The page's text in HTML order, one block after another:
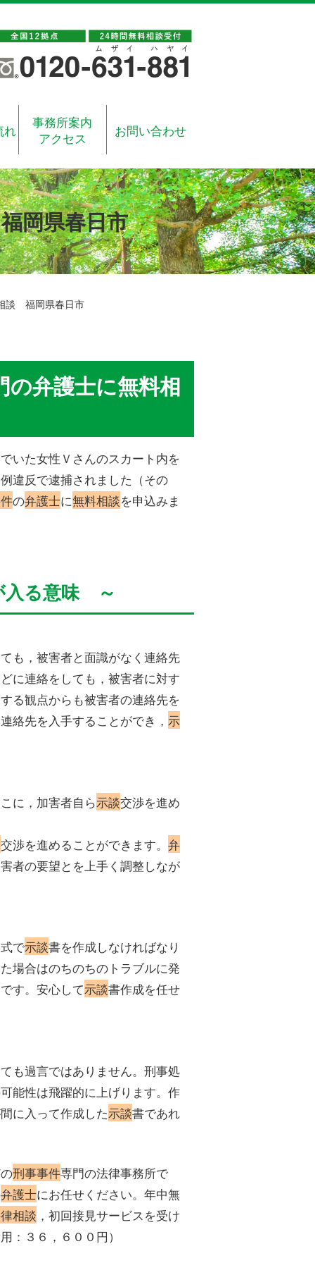
れ
事務所案内
アクセス
お問い合わせ
岡県春日市
談 福岡県春日市
の弁護士に無料相
いた女性Ｖさんのスカート内を
違反で逮捕されました（その
の弁護士に無料相談を申込みま
入る意味 ～
も，被害者と面識がなく連絡先
に連絡をしても，被害者に対す
る観点からも被害者の連絡先を
絡先を入手することができ， 示
に，加害者自ら示談交渉を進め
交渉を進めることができます。 弁
者の要望とを上手く調整しなが
で示談書を作成しなければなり
場合はのちのちのトラブルに発
す。安心して示談書作成を任せ
も過言ではありません。刑事処
能性は飛躍的に上げります。作
に入って作成した示談書であれ
刑事事件専門の法律事務所で
弁護士にお任せください。年中無
相談 ，初回接見サービスを受け
：３６，６００円）